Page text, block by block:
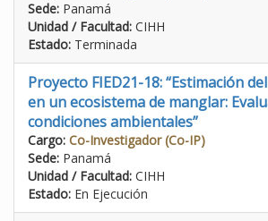
Sede: Panamá
Unidad / Facultad: CIHH
Estado: Terminada
Proyecto FIED21-18: “Estimación
en un ecosistema de manglar:
condiciones ambientales”
Cargo: Co-Investigador (Co-IP)
Sede: Panamá
Unidad / Facultad: CIHH
Estado: En Ejecución